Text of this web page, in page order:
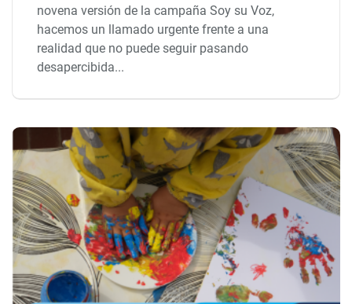
novena versión de la campaña Soy su Voz,
hacemos un llamado urgente frente a una
realidad que no puede seguir pasando
desapercibida...